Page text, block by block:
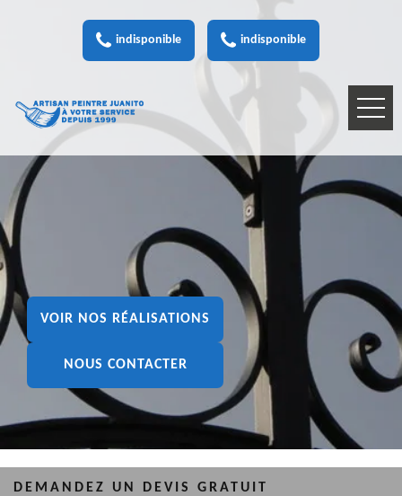
indisponible indisponible
VOIR NOS RÉALISATIONS
NOUS CONTACTER
DEMANDEZ UN DEVIS GRATUIT